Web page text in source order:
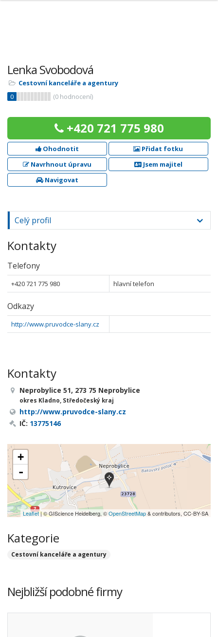
Lenka Svobodová
Cestovní kanceláře a agentury
0
(0 hodnocení)
+420 721 775 980
Ohodnotit
Přidat fotku
Navrhnout úpravu
Jsem majitel
Navigovat
Celý profil
Kontakty
Telefony
+420 721 775 980 hlavní telefon
Odkazy
http://www.pruvodce-slany.cz
Kontakty
Neprobylice 51, 273 75 Neprobylice
okres Kladno, Středočeský kraj
http://www.pruvodce-slany.cz
IČ: 13775146
+
-
Leaflet| © GIScience Heidelberg, ©OpenStreetMap& contributors, CC-BY-SA
Kategorie
Cestovní kanceláře a agentury
Nejbližší podobné firmy